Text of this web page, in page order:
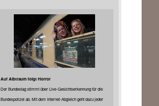
Auf Albtraum folgt Horror
Der Bundestag stimmt über Live-Gesichtserkennung für die
Bundespolizei ab. Mit dem Internet-Abgleich geht dazu jeder